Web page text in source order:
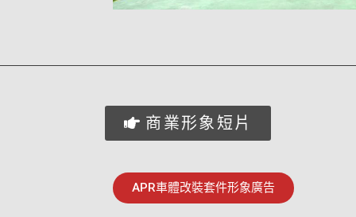
商業形象短片
APR車體改裝套件形象廣告